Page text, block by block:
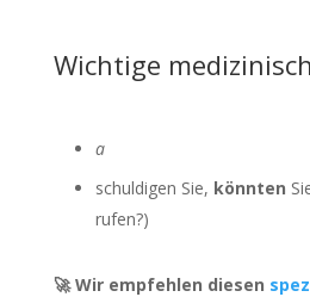
Wichtige
a
schuldigen Sie, könnten
rufen?)
🚀 Wir empfehlen diesen